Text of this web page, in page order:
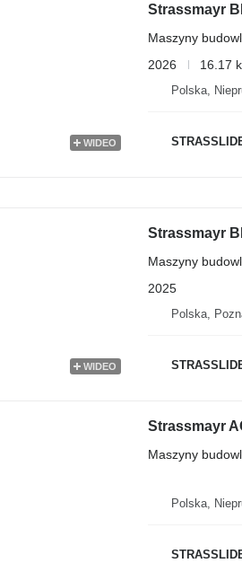
WIDEO
Strassmayr
Maszyny
2026
16.17
Polska,
WIDEO
Strassmayr
Maszyny
2025
Polska,
Strassmayr
Maszyny
Polska,